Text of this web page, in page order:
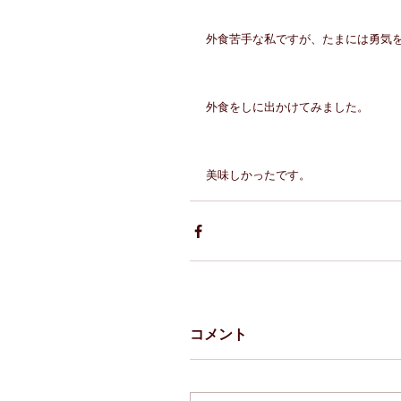
外食苦手な私ですが、たまには勇気
外食をしに出かけてみました。
美味しかったです。
コメント